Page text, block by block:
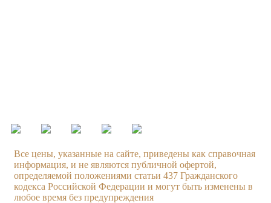
Все цены, указанные на сайте, приведены как справочная
информация, и не являются публичной офертой,
определяемой положениями статьи 437 Гражданского
кодекса Российской Федерации и могут быть изменены в
любое время без предупреждения